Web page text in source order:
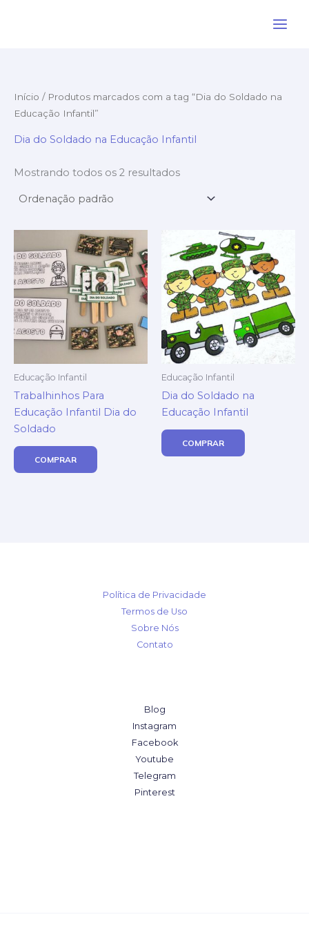
Início / Produtos marcados com a tag “Dia do Soldado na
Educação Infantil”
Dia do Soldado na Educação Infantil
Mostrando todos os 2 resultados
Educação Infantil
Trabalhinhos Para
Educação Infantil Dia do
Soldado
COMPRAR
Educação Infantil
Dia do Soldado na
Educação Infantil
COMPRAR
Política de Privacidade
Termos de Uso
Sobre Nós
Contato
Blog
Instagram
Facebook
Youtube
Telegram
Pinterest